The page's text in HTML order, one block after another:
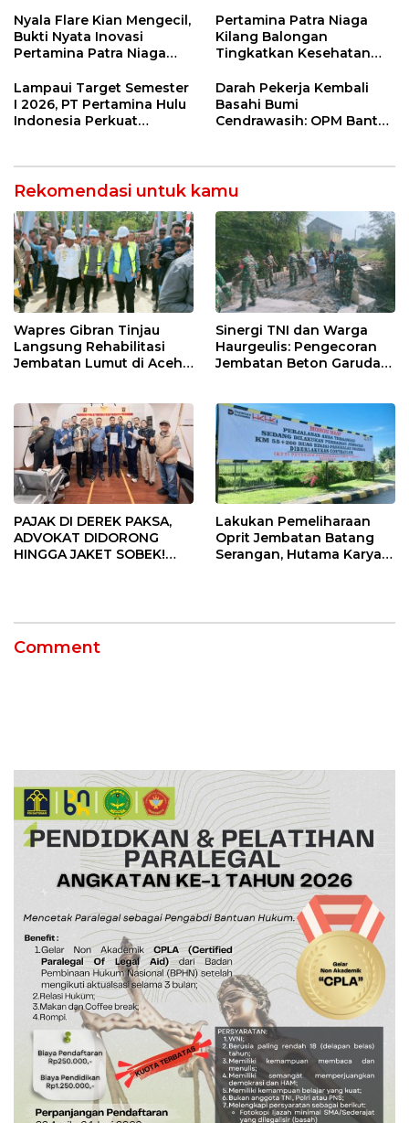
12 Jahitan!
Nyala Flare Kian Mengecil,
Bukti Nyata Inovasi
Pertamina Patra Niaga
Net Zero Emission 2060
Pertamina Patra Niaga
Kilang Balongan
Tingkatkan Kesehatan
Pemeriksaan Kesehatan
Rutin dan Edukasi
Perawatan Gigi
Lampaui Target Semester
I 2026, PT Pertamina Hulu
Indonesia Perkuat
Keselamatan Kerja
Darah Pekerja Kembali
Basahi Bumi
Cendrawasih: OPM Bantai
Rekomendasi untuk kamu
Wapres Gibran Tinjau
Langsung Rehabilitasi
Jembatan Lumut di Aceh
Sinergi TNI dan Warga
Haurgeulis: Pengecoran
Jembatan Beton Garuda
PAJAK DI DEREK PAKSA,
ADVOKAT DIDORONG
HINGGA JAKET SOBEK!
Lakukan Pemeliharaan
Oprit Jembatan Batang
Serangan, Hutama Karya
Comment